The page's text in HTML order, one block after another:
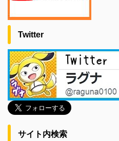
Twitter
サイト内検索